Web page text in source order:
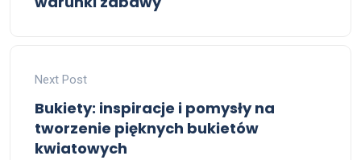
Next Post
Bukiety: inspiracje i pomysły na
tworzenie pięknych bukietów
kwiatowych